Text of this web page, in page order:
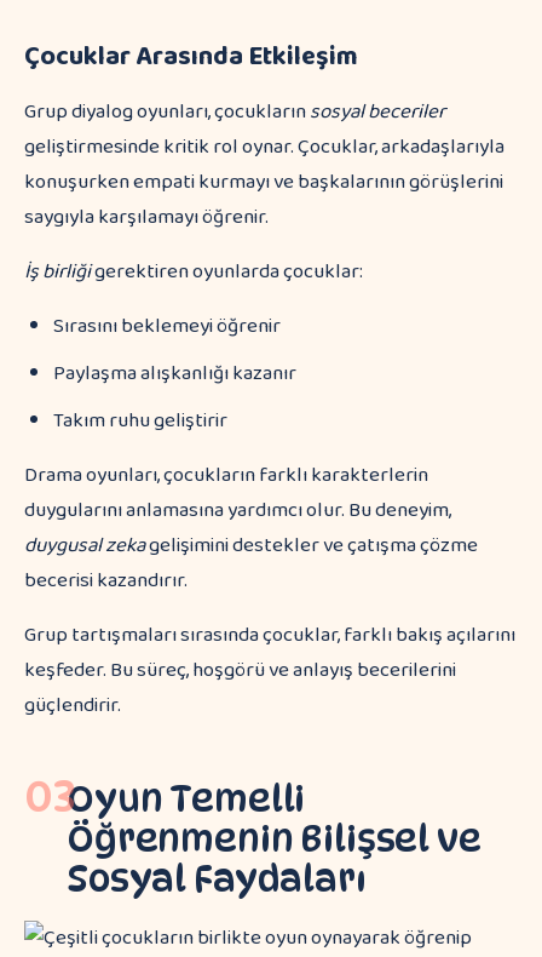
Çocuklar Arasında Etkileşim
Grup diyalog oyunları, çocuklarınsosyal beceriler
geliştirmesinde kritik rol oynar. Çocuklar, arkadaşlarıyla
konuşurken empati kurmayı ve başkalarının görüşlerini
saygıyla karşılamayı öğrenir.
İş birliğigerektiren oyunlarda çocuklar:
Sırasını beklemeyi öğrenir
Paylaşma alışkanlığı kazanır
Takım ruhu geliştirir
Drama oyunları, çocukların farklı karakterlerin
duygularını anlamasına yardımcı olur. Bu deneyim,
duygusal zekagelişimini destekler ve çatışma çözme
becerisi kazandırır.
Grup tartışmaları sırasında çocuklar, farklı bakış açılarını
keşfeder. Bu süreç, hoşgörü ve anlayış becerilerini
güçlendirir.
03Oyun Temelli
Öğrenmenin Bilişsel ve
Sosyal Faydaları